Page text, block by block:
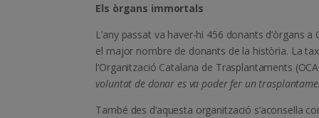
Els òrgans immortals
L’any passat va haver-hi 456 donants d’òrgans
el major nombre de donants de la història. La
l’Organització Catalana de Trasplantaments
voluntat de donar es va poder fer un
També des d’aquesta organització s’aconsella